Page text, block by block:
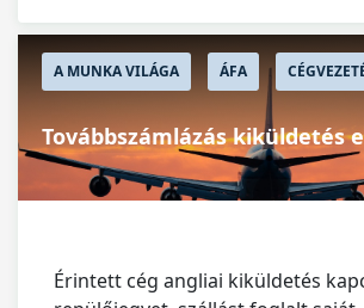
A MUNKA VILÁGA ÁFA
Továbbszámlázás kiküldetés
Érintett cég angliai kiküldetés